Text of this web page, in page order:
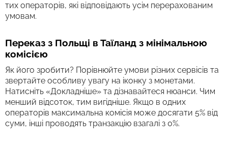
тих операторів, які відповідають усім перерахованим
умовам.
Переказ з Польщі в Таїланд з мінімальною
комісією
Як його зробити? Порівнюйте умови різних сервісів та
звертайте особливу увагу на іконку з монетами.
Натисніть «Докладніше» та дізнавайтеся нюанси. Чим
менший відсоток, тим вигідніше. Якщо в одних
операторів максимальна комісія може досягати 5% від
суми, інші проводять транзакцію взагалі з 0%.